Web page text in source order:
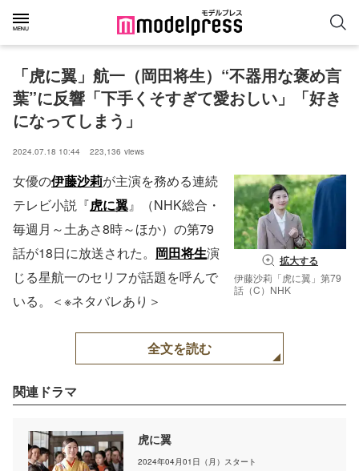
「虎に翼」航一（岡田将生）“不器用な褒め言
葉”に反響「下手くそすぎて愛おしい」「好き
になってしまう」
2024.07.18 10:44 223,136 views
拡大する
伊藤沙莉「虎に翼」第79
話（C）NHK
女優の伊藤沙莉が主演を務める連続
テレビ小説『虎に翼』（NHK総合・
毎週月～土あさ8時～ほか）の第79
話が18日に放送された。 岡田将生演
じる星航一のセリフが話題を呼んで
いる。＜※ネタバレあり＞
全文を読む
関連ドラマ
虎に翼
2024年04月01日（月）スタート